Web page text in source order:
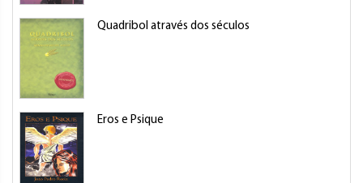
Quadribol através dos séculos
Eros e Psique